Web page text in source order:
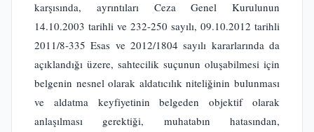
karşısında, ayrıntıları Ceza Genel Kurulunun
14.10.2003 tarihli ve 232-250 sayılı, 09.10.2012 tarihli
2011/8-335 Esas ve 2012/1804 sayılı kararlarında da
açıklandığı üzere, sahtecilik suçunun oluşabilmesi için
belgenin nesnel olarak aldatıcılık niteliğinin bulunması
ve aldatma keyfiyetinin belgeden objektif olarak
anlaşılması gerektiği, muhatabın hatasından,